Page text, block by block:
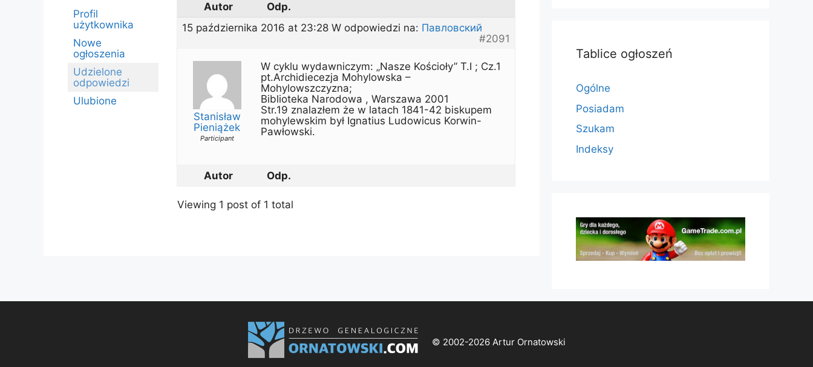
Profil
użytkownika
Nowe
ogłoszenia
Udzielone
odpowiedzi
Ulubione
Autor
Odp.
15 października 2016 at 23:28 W odpowiedzi na: Павловский
#2091
Stanisław
Pieniążek
Participant
W cyklu wydawniczym: „Nasze Kościoły” T.I ; Cz.1
pt.Archidiecezja Mohylowska –
Mohylowszczyzna;
Biblioteka Narodowa , Warszawa 2001
Str.19 znalazłem że w latach 1841-42 biskupem
mohylewskim był Ignatius Ludowicus Korwin-
Pawłowski.
Autor Odp.
Viewing 1 post of 1 total
Tablice ogłoszeń
Ogólne
Posiadam
Szukam
Indeksy
© 2002-2026 Artur Ornatowski